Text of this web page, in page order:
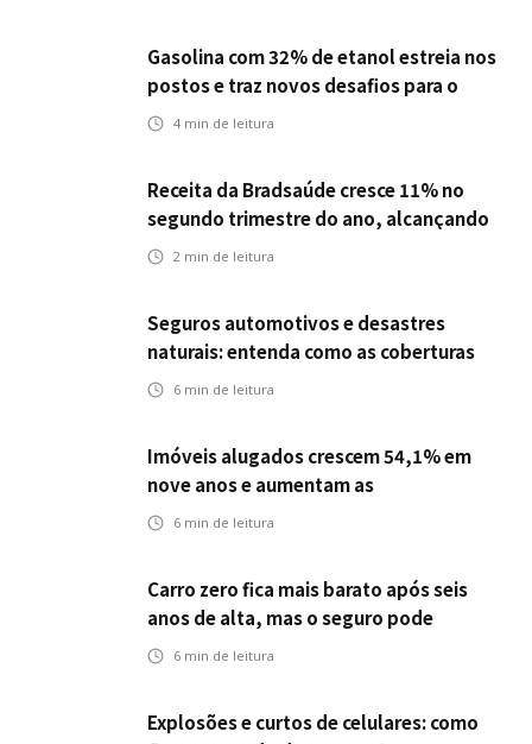
Gasolina com 32% de etanol estreia nos
postos e traz novos desafios para o
setor de seguros automotivos
4 min de leitura
Receita da Bradsaúde cresce 11% no
segundo trimestre do ano, alcançando
R$ 14 bi
2 min de leitura
Seguros automotivos e desastres
naturais: entenda como as coberturas
protegem contra danos causados por
6 min de leitura
Imóveis alugados crescem 54,1% em
nove anos e aumentam as
oportunidades para o seguro residencial
6 min de leitura
Carro zero fica mais barato após seis
anos de alta, mas o seguro pode
acompanhar essa queda?
6 min de leitura
Explosões e curtos de celulares: como